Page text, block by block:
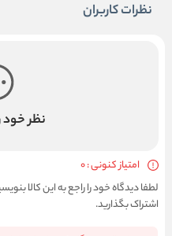
نظرات کاربران
نظر خود
امتیاز کنونی : 0
لطفا دیدگاه خود را راجع به این کالا
اشتراک بگذارید.